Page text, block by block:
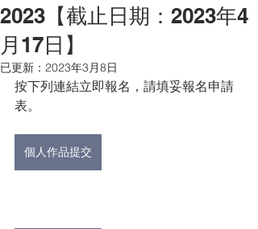
2023【截止日期：2023年4
月17日】
已更新： 2023年3月8日
按下列連結立即報名，請填妥報名申請
表。
個人作品提交